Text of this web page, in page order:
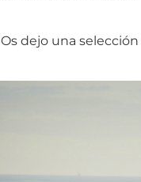
Os dejo una